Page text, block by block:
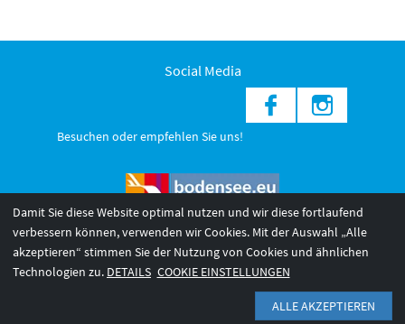
Social Media
Besuchen oder empfehlen Sie uns!
© 2026 Internationale Bodensee Tourismus GmbH
Damit Sie diese Website optimal nutzen und wir diese fortlaufend
verbessern können, verwenden wir Cookies. Mit der Auswahl „Alle
akzeptieren“ stimmen Sie der Nutzung von Cookies und ähnlichen
Technologien zu. DETAILS COOKIE EINSTELLUNGEN
ALLE AKZEPTIEREN